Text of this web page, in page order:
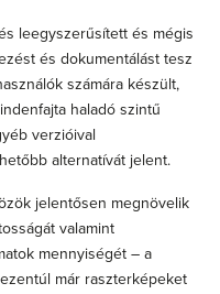
leegyszerűsített és mégis
és dokumentálást tesz
számára készült,
haladó szintű
verzióival
alternatívát jelent.
jelentősen megnövelik
valamint
mennyiségét – a
már raszterképeket